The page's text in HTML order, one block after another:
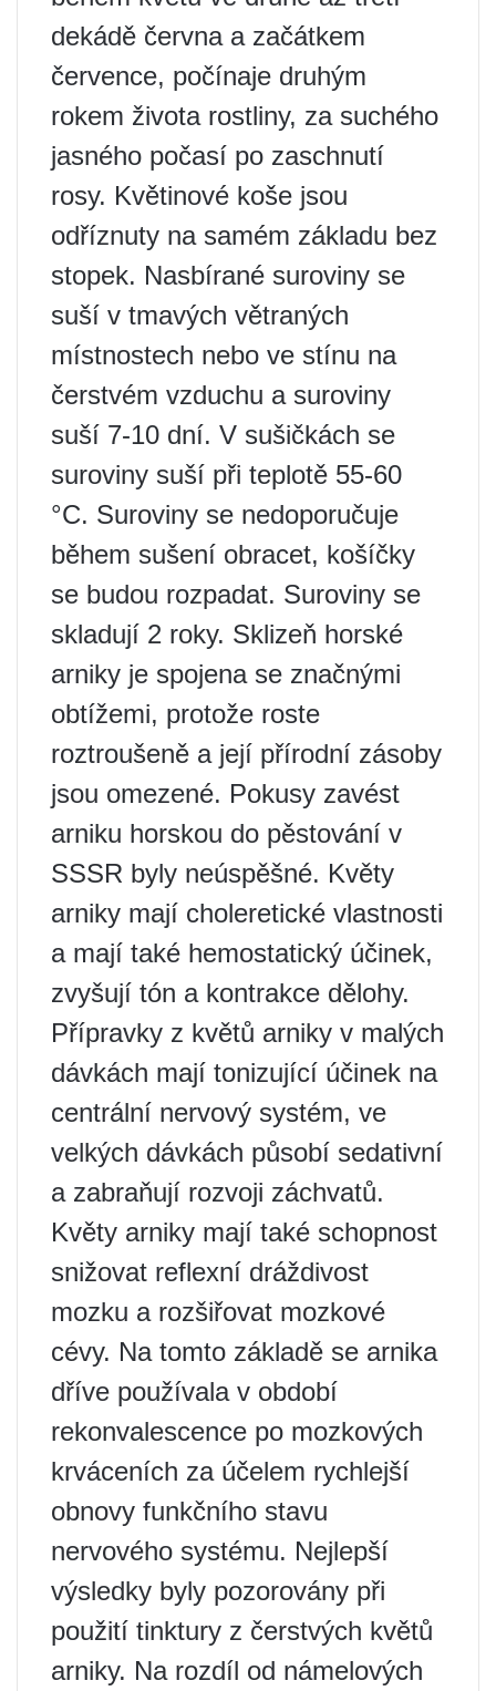
dekádě června a začátkem
července, počínaje druhým
rokem života rostliny, za suchého
jasného počasí po zaschnutí
rosy. Květinové koše jsou
odříznuty na samém základu bez
stopek. Nasbírané suroviny se
suší v tmavých větraných
místnostech nebo ve stínu na
čerstvém vzduchu a suroviny
suší 7-10 dní. V sušičkách se
suroviny suší při teplotě 55-60
°C. Suroviny se nedoporučuje
během sušení obracet, košíčky
se budou rozpadat. Suroviny se
skladují 2 roky. Sklizeň horské
arniky je spojena se značnými
obtížemi, protože roste
roztroušeně a její přírodní zásoby
jsou omezené. Pokusy zavést
arniku horskou do pěstování v
SSSR byly neúspěšné. Květy
arniky mají choleretické vlastnosti
a mají také hemostatický účinek,
zvyšují tón a kontrakce dělohy.
Přípravky z květů arniky v malých
dávkách mají tonizující účinek na
centrální nervový systém, ve
velkých dávkách působí sedativní
a zabraňují rozvoji záchvatů.
Květy arniky mají také schopnost
snižovat reflexní dráždivost
mozku a rozšiřovat mozkové
cévy. Na tomto základě se arnika
dříve používala v období
rekonvalescence po mozkových
krváceních za účelem rychlejší
obnovy funkčního stavu
nervového systému. Nejlepší
výsledky byly pozorovány při
použití tinktury z čerstvých květů
arniky. Na rozdíl od námelových